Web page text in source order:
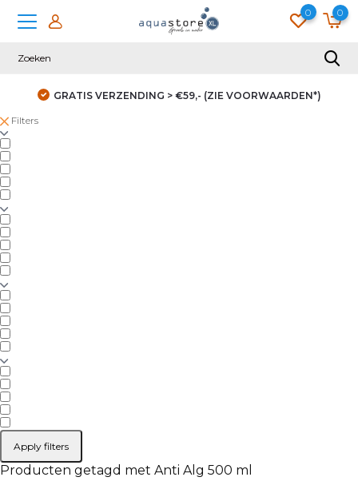
0 0
GRATIS VERZENDING > €59,- (ZIE VOORWAARDEN*)
Filters
Apply filters
Producten getagd met Anti Alg 500 ml